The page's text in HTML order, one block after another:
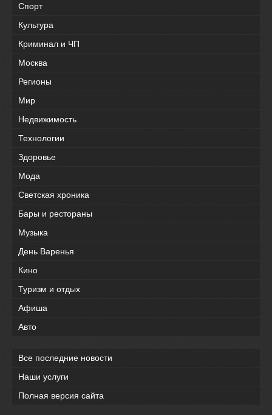
Спорт
Культура
Криминал и ЧП
Москва
Регионы
Мир
Недвижимость
Технологии
Здоровье
Мода
Светская хроника
Бары и рестораны
Музыка
День Варенья
Кино
Туризм и отдых
Афиша
Авто
Все последние новости
Наши услуги
Полная версия сайта